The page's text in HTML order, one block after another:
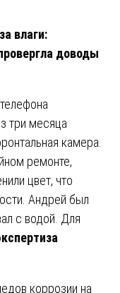
влаги:
доводы
три месяца
камера.
ремонте,
цвет, что
Андрей был
с водой. Для
коррозии на